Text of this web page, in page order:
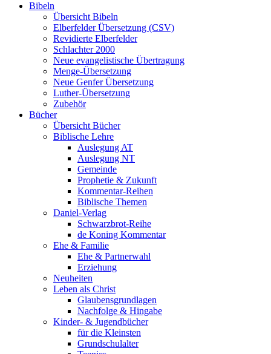
Bibeln
Übersicht Bibeln
Elberfelder Übersetzung (CSV)
Revidierte Elberfelder
Schlachter 2000
Neue evangelistische Übertragung
Menge-Übersetzung
Neue Genfer Übersetzung
Luther-Übersetzung
Zubehör
Bücher
Übersicht Bücher
Biblische Lehre
Auslegung AT
Auslegung NT
Gemeinde
Prophetie & Zukunft
Kommentar-Reihen
Biblische Themen
Daniel-Verlag
Schwarzbrot-Reihe
de Koning Kommentar
Ehe & Familie
Ehe & Partnerwahl
Erziehung
Neuheiten
Leben als Christ
Glaubensgrundlagen
Nachfolge & Hingabe
Kinder- & Jugendbücher
für die Kleinsten
Grundschulalter